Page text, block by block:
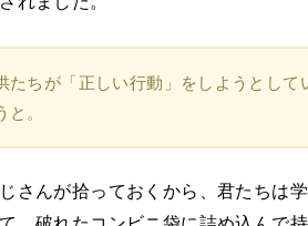
たちが「正しい行動」をしようとし
。
さんが拾っておくから、君たちは